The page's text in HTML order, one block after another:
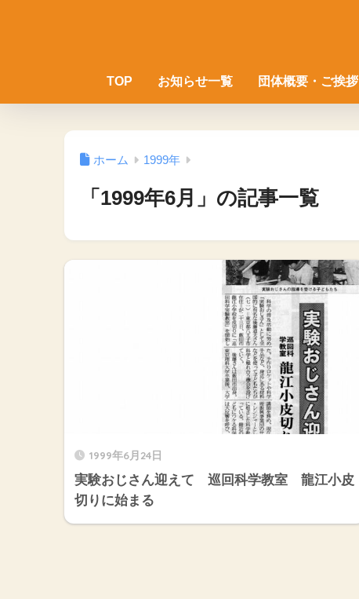
TOP お知らせ一覧 団体概要・ご挨拶
ホーム 1999年
「1999年6月」の記事一覧
1999年6月24日
実験おじさん迎えて 巡回科学教室 龍江小皮
切りに始まる